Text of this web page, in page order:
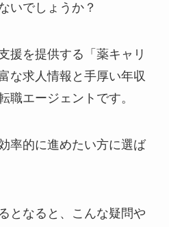
いでしょうか？
援を提供する「薬キャリ
な求人情報と手厚い年収
職エージェントです。
率的に進めたい方に選ば
となると、こんな疑問や